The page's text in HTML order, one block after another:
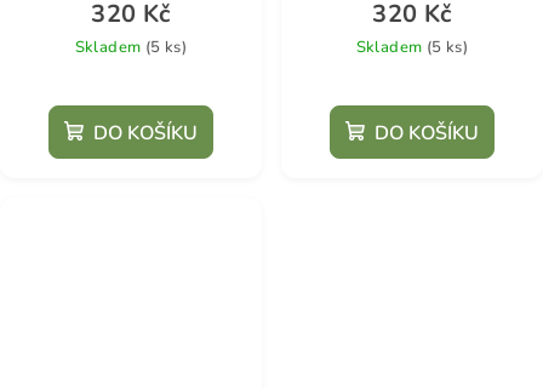
320 Kč
Skladem (5 ks)
DO KOŠÍKU
320 Kč
Skladem (5 ks)
DO KOŠÍKU